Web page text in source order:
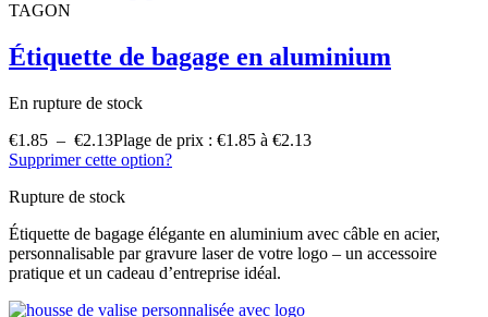
TAGON
Étiquette de bagage en aluminium
En rupture de stock
€1.85 – €2.13Plage de prix : €1.85 à €2.13
Supprimer cette option?
Rupture de stock
Étiquette de bagage élégante en aluminium avec câble en acier,
personnalisable par gravure laser de votre logo – un accessoire
pratique et un cadeau d’entreprise idéal.